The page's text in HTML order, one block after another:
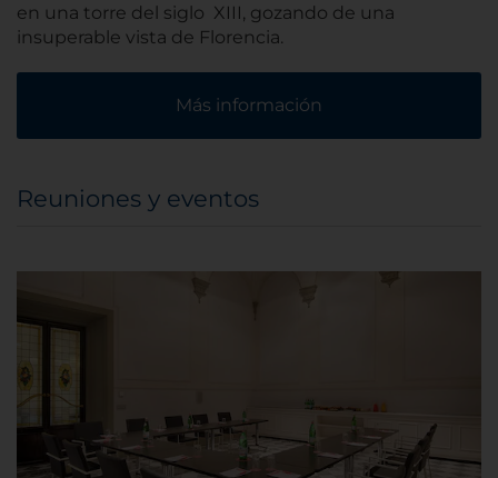
en una torre del siglo XIII, gozando de una
insuperable vista de Florencia.
Más información
Reuniones y eventos